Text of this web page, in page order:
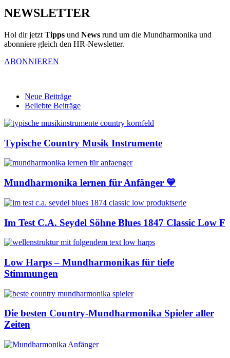
NEWSLETTER
Hol dir jetzt Tipps und News rund um die Mundharmonika und
abonniere gleich den HR-Newsletter.
ABONNIEREN
Neue Beiträge
Beliebte Beiträge
Typische Country Musik Instrumente
Mundharmonika lernen für Anfänger 💙
Im Test C.A. Seydel Söhne Blues 1847 Classic Low F
Low Harps – Mundharmonikas für tiefe
Stimmungen
Die besten Country-Mundharmonika Spieler aller
Zeiten